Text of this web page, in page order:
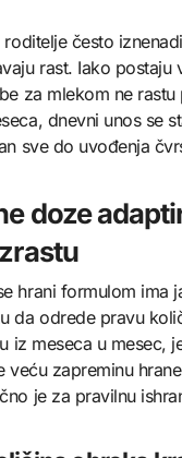
često
rast. Iako postaju
za mlekom ne
dnevni unos se
sve do uvođenja
doze
hrani formulom ima
da odrede pravu
iz meseca u mesec,
veću zapreminu
je za pravilnu